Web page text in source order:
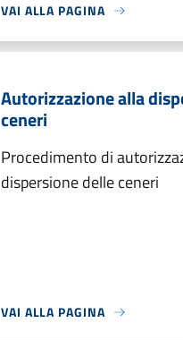
VAI ALLA PAGINA
Autorizzazione alla
ceneri
Procedimento di
dispersione delle ceneri
VAI ALLA PAGINA